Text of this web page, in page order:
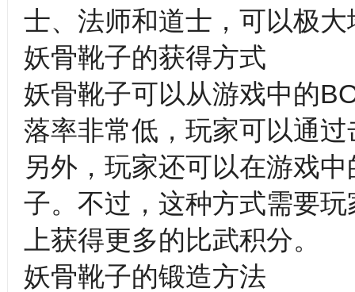
士、法师和道士，可以极
妖骨靴子的获得方式
妖骨靴子可以从游戏中的
落率非常低，玩家可以通
另外，玩家还可以在游戏
子。不过，这种方式需要
上获得更多的比武积分。
妖骨靴子的锻造方法